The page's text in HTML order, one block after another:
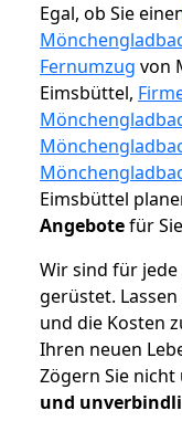
Egal, ob Sie
Fernumzug von
Eimsbüttel,
Eimsbüttel
Angebotefür
Wir sind für
gerüstet.
und die Kosten
Ihren neuen
Zögern Sie nicht
und